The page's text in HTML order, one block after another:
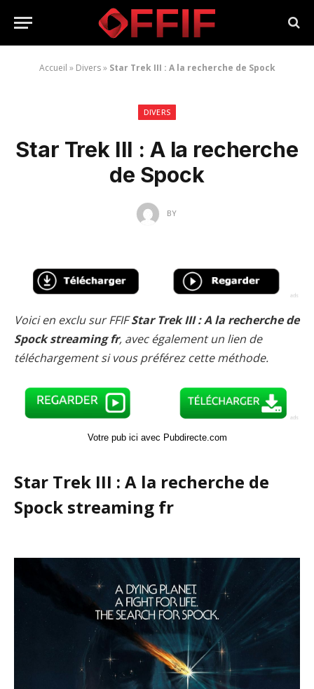
Accueil » Divers» Star Trek III : A la recherche de Spock
DIVERS
Star Trek III : A la recherche
de Spock
BY
Voici en exclu sur FFIFStar Trek III : A la recherche de
Spock streaming fr, avec également un lien de
téléchargement si vous préférez cette méthode.
Votre pub ici avec Pubdirecte.com
Star Trek III : A la recherche de
Spock streaming fr